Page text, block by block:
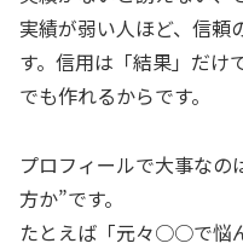
実績が弱い人ほど、信頼
す。信用は「結果」だけ
でも作れるからです。
プロフィールで大事なの
方か”です。
たとえば「元々○○で悩